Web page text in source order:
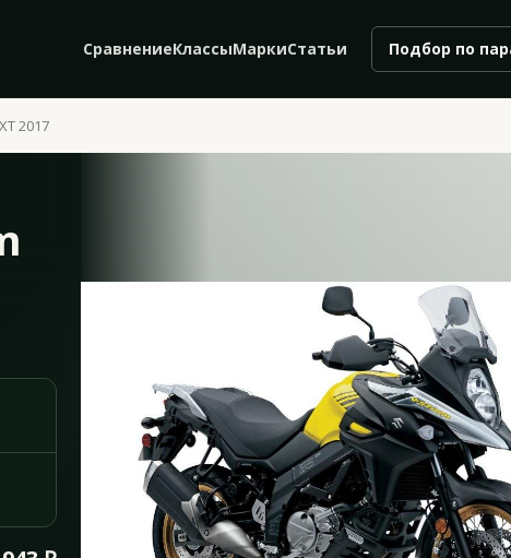
СравнениеКлассыМаркиСтатьи Подбор по
2017